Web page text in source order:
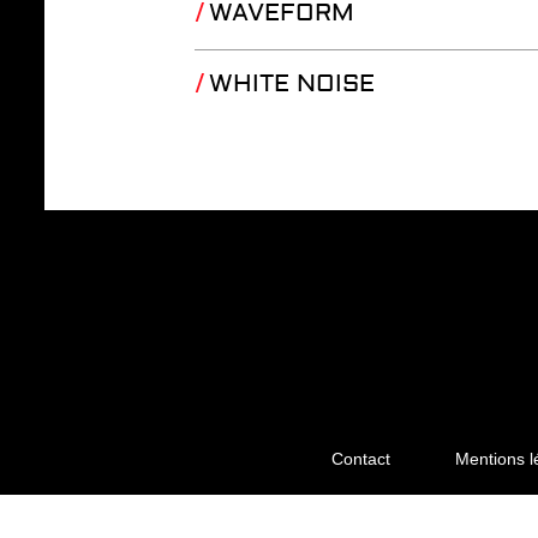
WAVEFORM
WHITE NOISE
Contact Mentions